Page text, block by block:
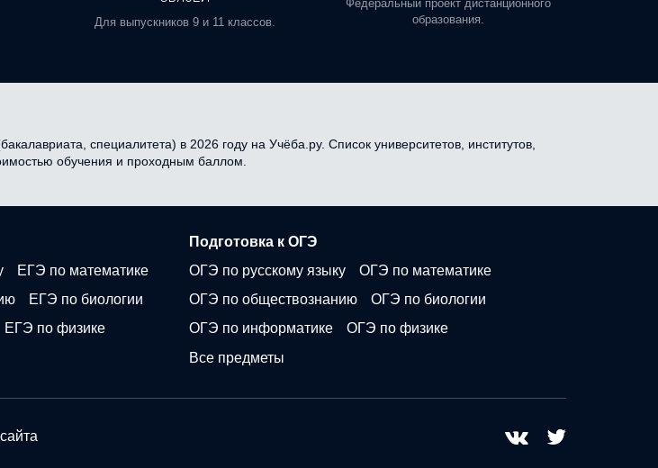
Для выпускников 9 и 11 классов.
Федеральный проект дистанционного
образования.
специалитета) в 2026 году на Учёба.ру. Список университетов, институтов,
обучения и проходным баллом.
ЕГЭ по математике
ЕГЭ по биологии
ЕГЭ по физике
Подготовка к ОГЭ
ОГЭ по русскому языку
ОГЭ по математике
ОГЭ по обществознанию
ОГЭ по биологии
ОГЭ по информатике
ОГЭ по физике
Все предметы